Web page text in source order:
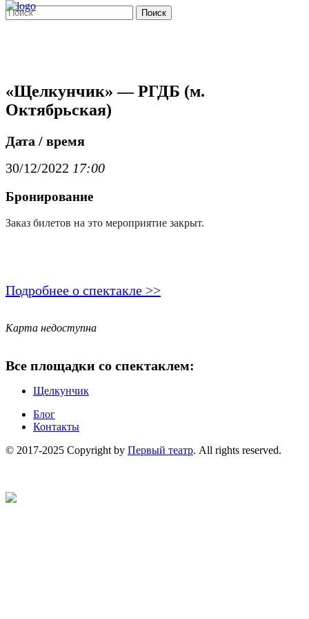
Поиск
«Щелкунчик» — РГДБ (м.
Октябрьская)
Дата / время
30/12/2022 17:00
Бронирование
Заказ билетов на это мероприятие закрыт.
Подробнее о спектакле >>
Карта недоступна
Все площадки со спектаклем:
Щелкунчик
Блог
Контакты
© 2017-2025 Copyright by Первый театр. All rights reserved.